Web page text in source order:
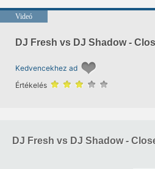
Videó
DJ Fresh vs DJ Shadow -
Kedvencekhez ad
Értékelés
DJ Fresh vs DJ Shadow -